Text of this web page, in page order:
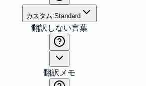
カスタム:Standard
翻訳しない言葉
翻訳メモ